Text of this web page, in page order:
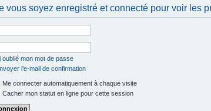
vous soyez enregistré et connecté pour voir les
oublié mon mot de passe
l’e-mail de confirmation
Me connecter automatiquement à chaque visite
Cacher mon statut en ligne pour cette session